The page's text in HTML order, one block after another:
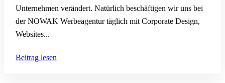
Unternehmen verändert. Natürlich beschäftigen wir uns bei
der NOWAK Werbeagentur täglich mit Corporate Design,
Websites...
Beitrag lesen